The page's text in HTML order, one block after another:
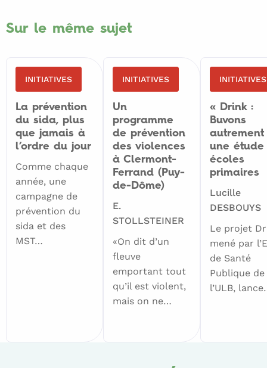
Sur le même sujet
INITIATIVES
La prévention
du sida, plus
que jamais à
l’ordre du jour
Comme chaque
année, une
campagne de
prévention du
sida et des
MST…
INITIATIVES
Un
programme
de prévention
des violences
à Clermont-
Ferrand (Puy-
de-Dôme)
E.
STOLLSTEINER
«On dit d’un
fleuve
emportant tout
qu’il est violent,
mais on ne…
INITIATIVES
« Drink :
Buvons
autrement
une étude
écoles
primaires
Lucille
DESBOUYS
Le projet
mené par
de Santé
Publique de
l’ULB,